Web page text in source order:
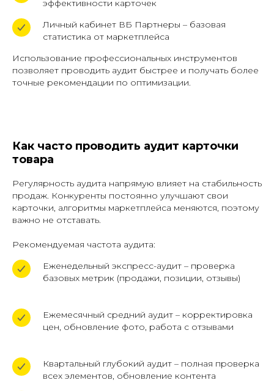
эффективности карточек
Личный кабинет ВБ Партнеры – базовая
статистика от маркетплейса
Использование профессиональных инструментов
позволяет проводить аудит быстрее и получать более
точные рекомендации по оптимизации.
Как часто проводить аудит карточки
товара
Регулярность аудита напрямую влияет на стабильность
продаж. Конкуренты постоянно улучшают свои
карточки, алгоритмы маркетплейса меняются, поэтому
важно не отставать.
Рекомендуемая частота аудита:
Еженедельный экспресс-аудит – проверка
базовых метрик (продажи, позиции, отзывы)
Ежемесячный средний аудит – корректировка
цен, обновление фото, работа с отзывами
Квартальный глубокий аудит – полная проверка
всех элементов, обновление контента